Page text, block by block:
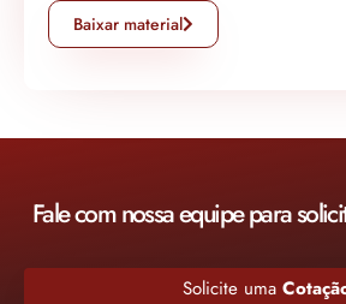
Baixar material
Fale com nossa equipe para
Solicite uma